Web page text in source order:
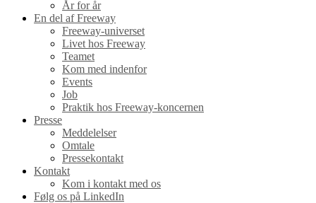
År for år
En del af Freeway
Freeway-universet
Livet hos Freeway
Teamet
Kom med indenfor
Events
Job
Praktik hos Freeway-koncernen
Presse
Meddelelser
Omtale
Pressekontakt
Kontakt
Kom i kontakt med os
Følg os på LinkedIn